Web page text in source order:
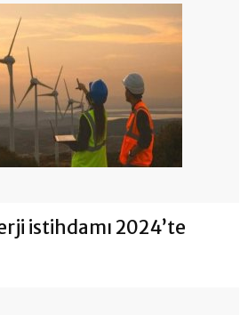
istihdamı 2024’te